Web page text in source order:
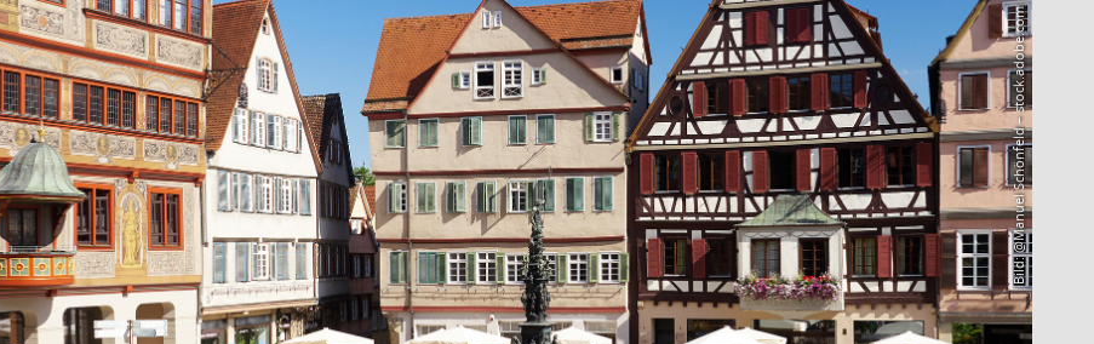
Bild: @Manuel Schönfeld – stock.adobe.com